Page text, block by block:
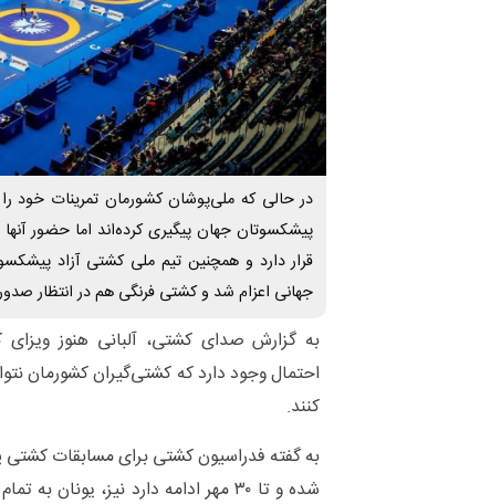
در حالی که ملی‌پوشان کشورمان تمرینات خود
پیشکسوتان جهان پیگیری کرده‌اند اما حضور
قرار دارد و همچنین تیم ملی کشتی آزاد
جهانی اعزام شد و کشتی فرنگی هم در انتظار
به گزارش صدای کشتی، آلبانی هنوز
احتمال وجود دارد که کشتی‌گیران کشورمان
کنند.
شده و تا ۳۰ مهر ادامه دارد نیز،